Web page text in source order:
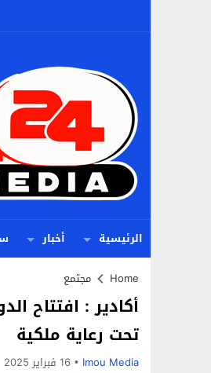
الرئيسية أخبار
Home مجتمع
أكادير : افتتاح
تحت رعاية ملكية
Imou Media 16 فبراير 2025